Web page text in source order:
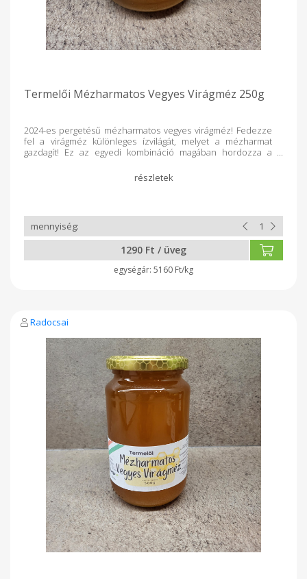
Termelői Mézharmatos Vegyes Virágméz 250g
2024-es pergetésű mézharmatos vegyes virágméz! Fedezze
fel a virágméz különleges ízvilágát, melyet a mézharmat
gazdagít! Ez az egyedi kombináció magában hordozza a
ínyencség. Édesítse meg napjait természetesen!
1290 Ft / üveg
5160 Ft/kg
Radocsai